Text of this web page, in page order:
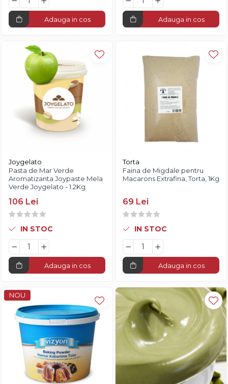
Adauga in cos Adauga in cos
Joygelato
Pasta de Mar Verde
Aromatizanta Joypaste Mela
Verde Joygelato - 1.2Kg
106 Lei
IN STOC
Adauga in cos
Torta
Faina de Migdale pentru
Macarons Extrafina, Torta, 1Kg
69 Lei
IN STOC
Adauga in cos
NOU